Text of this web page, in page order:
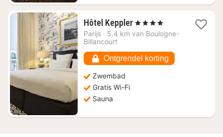
Hôtel Keppler1
nacht
284,42
, 4 Sterren
Parijs · 5.4 km van Boulogne-
Billancourt
Ontgrendel korting
Zwembad
Gratis Wi-Fi
Sauna